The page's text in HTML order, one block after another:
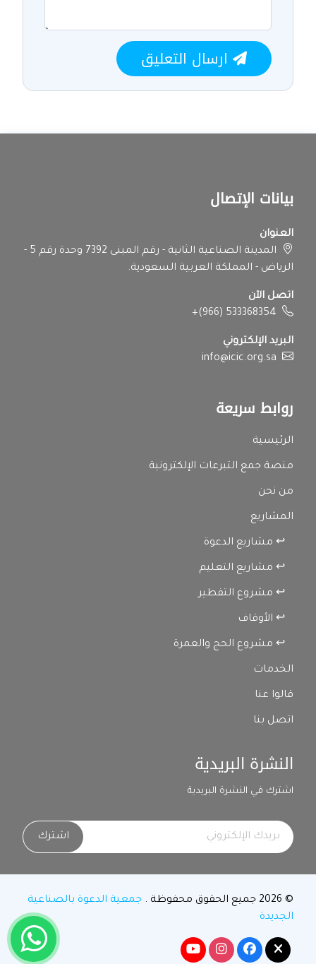
ارسال التعليق
بيانات الإتصال
العنوان
المدينة الصناعية الثانية - رقم المبنى 7392 وحدة رقم 5 -
الرياض - المملكة العربية السعودية.
اتصل الآن
+(966) 533368354
البريد الإلكتروني
info@icic.org.sa
روابط سريعة
الرئيسية
منصة جمع التبرعات الإلكترونية
من نحن
المشاريع
↩ مشاريع الدعوة
↩ مشاريع التعليم
↩ مشروع التفطير
↩ الأوقاف
↩ مشروع الحج والعمرة
الخدمات
قالوا عنا
اتصل بنا
النشرة البريدية
اشترك في النشرة البريدية
اشترك
© 2026 جميع الحقوق محفوظة .
جمعية الدعوة بالصناعية
الجديدة